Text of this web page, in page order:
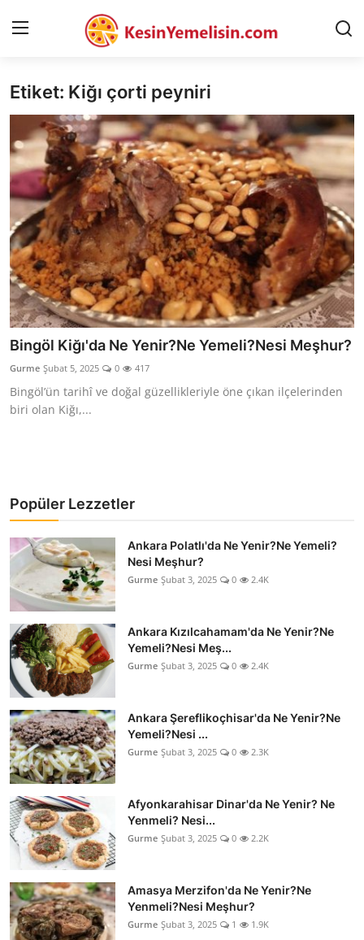
AnaSayfa
Gizlilik Sözleşmesi
Rüya Tabirleri
Diyet & Sağlıklı Beslenme
İletişim
Şehirler
Helal Gıda & Dini Hükümler
Gıda Güvenliği & Bilimi
Kalori & Diyet Rehberi
Temel Gıda ve Ürün Rehberleri
Yöresel Tarifler & Ev Yemekleri
Gıda Güvenliği & Sağlık
İçecek Kültürü & Rehberleri
Popüler Kültür & Mutfak Tarihi
Mutfak Temizliği & Pratik Bilgiler
Anne & Bebek Beslenmesi
Mutfak Sırları & Teknikler
Gıda Sözlüğü & Nedir?
Yemek Tarifleri & Menüler
Etiket: Kiğı çorti peyniri
Bingöl Kiğı'da Ne Yenir?Ne Yemeli?Nesi Meşhur?
Gurme Şubat 5, 2025 0 417
Bingöl’ün tarihî ve doğal güzellikleriyle öne çıkan ilçelerinden
biri olan Kiğı,...
Popüler Lezzetler
Ankara Polatlı'da Ne Yenir?Ne Yemeli?
Nesi Meşhur?
Gurme Şubat 3, 2025 0 2.4K
Ankara Kızılcahamam'da Ne Yenir?Ne
Yemeli?Nesi Meş...
Gurme Şubat 3, 2025 0 2.4K
Ankara Şereflikoçhisar'da Ne Yenir?Ne
Yemeli?Nesi ...
Gurme Şubat 3, 2025 0 2.3K
Afyonkarahisar Dinar'da Ne Yenir? Ne
Yenmeli? Nesi...
Gurme Şubat 3, 2025 0 2.2K
Amasya Merzifon'da Ne Yenir?Ne
Yenmeli?Nesi Meşhur?
Gurme Şubat 3, 2025 1 1.9K